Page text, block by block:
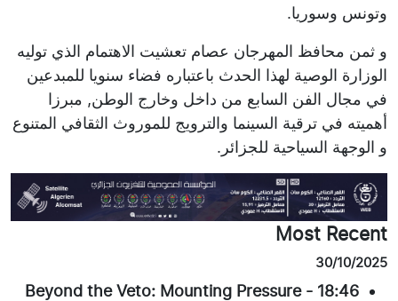
وتونس وسوريا.
و ثمن محافظ المهرجان عصام تعشيت الاهتمام الذي توليه
الوزارة الوصية لهذا الحدث باعتباره فضاء سنويا للمبدعين
في مجال الفن السابع من داخل وخارج الوطن, مبرزا
أهميته في ترقية السينما والترويج للموروث الثقافي المتنوع
و الوجهة السياحية للجزائر.
Most Recent
30/10/2025
18:46
-
Beyond the Veto: Mounting Pressure